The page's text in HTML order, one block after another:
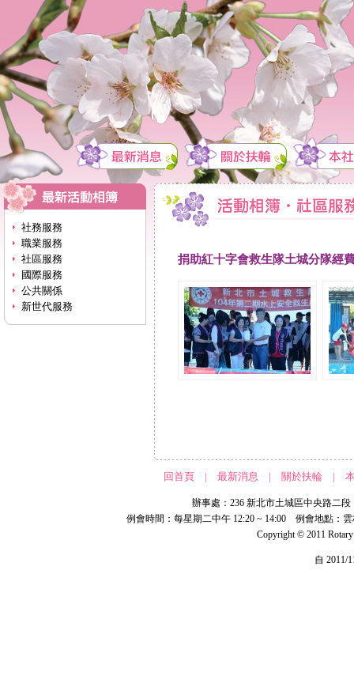
社務服務
職業服務
社區服務
國際服務
公共關係
新世代服務
捐助紅十字會救生隊土城分隊經
回首頁 | 最新消息 | 關於扶輪 |
辦事處：236 新北市土城區中央路二
例會時間：每星期二中午 12:20 ~ 14:00 例會地點：
Copyright © 2011
自 2011/